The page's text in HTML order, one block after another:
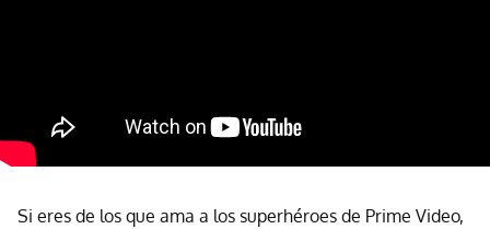
Si eres de los que ama a los superhéroes de Prime Video,